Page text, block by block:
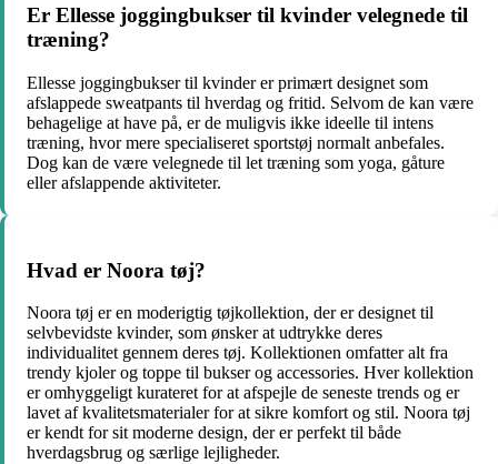
Er Ellesse joggingbukser til kvinder velegnede til
træning?
Ellesse joggingbukser til kvinder er primært designet som
afslappede sweatpants til hverdag og fritid. Selvom de kan være
behagelige at have på, er de muligvis ikke ideelle til intens
træning, hvor mere specialiseret sportstøj normalt anbefales.
Dog kan de være velegnede til let træning som yoga, gåture
eller afslappende aktiviteter.
Hvad er Noora tøj?
Noora tøj er en moderigtig tøjkollektion, der er designet til
selvbevidste kvinder, som ønsker at udtrykke deres
individualitet gennem deres tøj. Kollektionen omfatter alt fra
trendy kjoler og toppe til bukser og accessories. Hver kollektion
er omhyggeligt kurateret for at afspejle de seneste trends og er
lavet af kvalitetsmaterialer for at sikre komfort og stil. Noora tøj
er kendt for sit moderne design, der er perfekt til både
hverdagsbrug og særlige lejligheder.